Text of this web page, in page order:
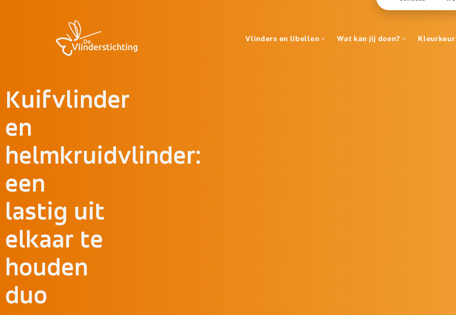
Vlinders en libellen Wat kan jij doen? Kleurkeur
Kuifvlinder
en
helmkruidvlinder:
een
lastig uit
elkaar te
houden
duo